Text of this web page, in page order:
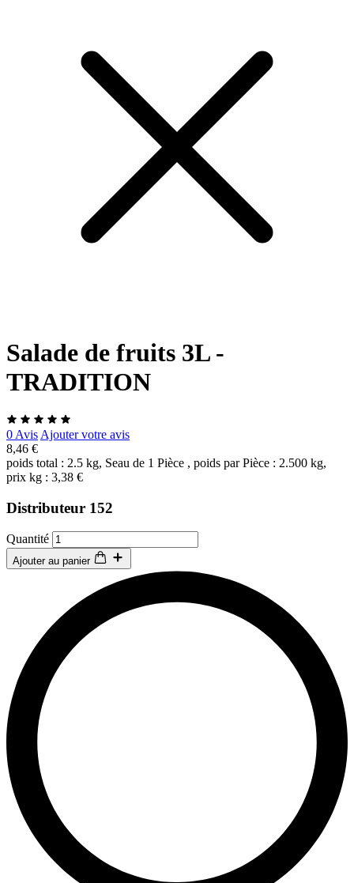
Salade de fruits 3L -
TRADITION
0 Avis Ajouter votre avis
8,46 €
poids total : 2.5 kg, Seau de 1 Pièce , poids par Pièce : 2.500 kg,
prix kg : 3,38 €
Distributeur 152
Quantité
Ajouter au panier